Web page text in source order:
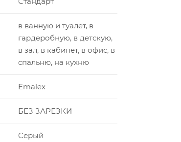
в ванную и туалет, в
гардеробную, в детскую,
в зал, в кабинет, в офис, в
спальню, на кухню
Emalex
БЕЗ ЗАРЕЗКИ
Серый